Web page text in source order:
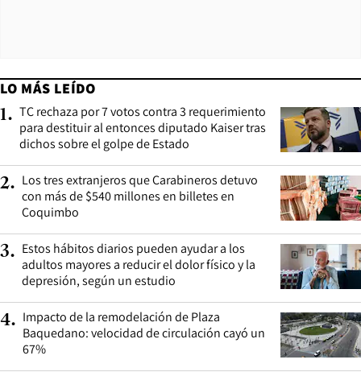
LO MÁS LEÍDO
1. TC rechaza por 7 votos contra 3 requerimiento
para destituir al entonces diputado Kaiser tras
dichos sobre el golpe de Estado
2. Los tres extranjeros que Carabineros detuvo
con más de $540 millones en billetes en
Coquimbo
3. Estos hábitos diarios pueden ayudar a los
adultos mayores a reducir el dolor físico y la
depresión, según un estudio
4. Impacto de la remodelación de Plaza
Baquedano: velocidad de circulación cayó un
67%